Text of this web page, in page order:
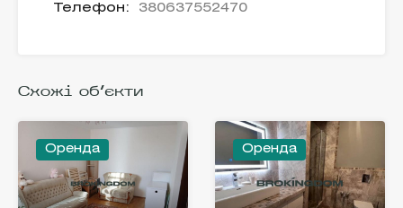
Телефон: 380637552470
Схожі об'єкти
Оренда Оренда